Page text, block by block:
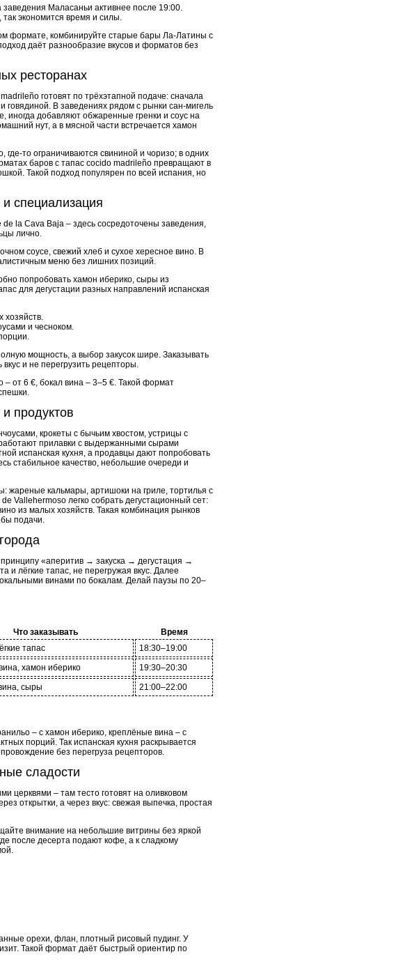
Маласаньи активнее после 19:00.
экономится время и силы.
формате, комбинируйте старые бары Ла-Латины с
даёт разнообразие вкусов и форматов без
ресторанах
madrileño готовят по трёхэтапной подаче: сначала
В заведениях рядом с рынки сан-мигель
иногда добавляют обжаренные гренки и соус на
нут, а в мясной части встречается хамон
то ограничиваются свининой и чоризо; в одних
баров с тапас cocido madrileño превращают в
Такой подход популярен по всей испания, но
специализация
la Cava Baja – здесь сосредоточены заведения,
лично.
соусе, свежий хлеб и сухое хересное вино. В
меню без лишних позиций.
попробовать хамон иберико, сыры из
для дегустации разных направлений испанская
хозяйств.
и чесноком.
мощность, а выбор закусок шире. Заказывать
и не перегрузить рецепторы.
– от 6 €, бокал вина – 3–5 €. Такой формат
продуктов
крокеты с бычьим хвостом, устрицы с
прилавки с выдержанными сырами
испанская кухня, а продавцы дают попробовать
стабильное качество, небольшие очереди и
жареные кальмары, артишоки на гриле, тортилья с
Vallehermoso легко собрать дегустационный сет:
из малых хозяйств. Такая комбинация рынков
подачи.
«аперитив → закуска → дегустация →
и лёгкие тапас, не перегружая вкус. Далее
винами по бокалам. Делай паузы по 20–
Что заказывать
Время
тапас
18:30–19:00
хамон иберико
19:30–20:30
сыры 21:00–22:00
– с хамон иберико, креплёные вина – с
порций. Так испанская кухня раскрывается
без перегруза рецепторов.
сладости
церквями – там тесто готовят на оливковом
открытки, а через вкус: свежая выпечка, простая
внимание на небольшие витрины без яркой
после десерта подают кофе, а к сладкому
орехи, флан, плотный рисовый пудинг. У
Такой формат даёт быстрый ориентир по